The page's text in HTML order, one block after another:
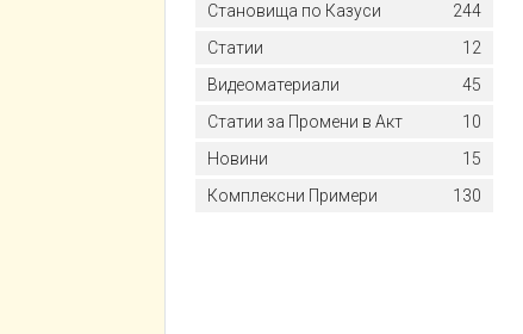
Становища по Казуси
244
Статии
12
Видеоматериали
45
Статии за Промени в Акт
10
Новини
15
Комплексни Примери
130